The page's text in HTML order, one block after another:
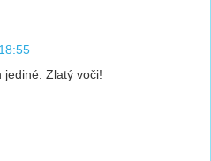
jediné. Zlatý voči!